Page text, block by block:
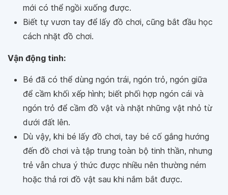
mới có thể ngồi xuống được.
Biết tự vươn tay để lấy đồ chơi, cũng bắt đầu học
cách nhặt đồ chơi.
Vận động tinh:
Bé đã có thể dùng ngón trái, ngón trỏ, ngón giữa
để cầm khối xếp hình; biết phối hợp ngón cái và
ngón trỏ để cầm đồ vật và nhặt những vật nhỏ từ
dưới đất lên.
Dù vậy, khi bé lấy đồ chơi, tay bé cố gắng hướng
đến đồ chơi và tập trung toàn bộ tinh thần, nhưng
trẻ vẫn chưa ý thức được nhiều nên thường ném
hoặc thả rơi đồ vật sau khi nắm bắt được.